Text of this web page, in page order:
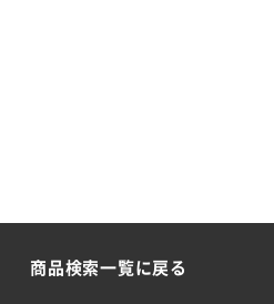
商品検索一覧に戻る